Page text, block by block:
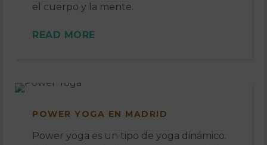
el cuerpo y la mente.
READ MORE
POWER YOGA EN MADRID
Power yoga es un tipo de yoga dinámico.